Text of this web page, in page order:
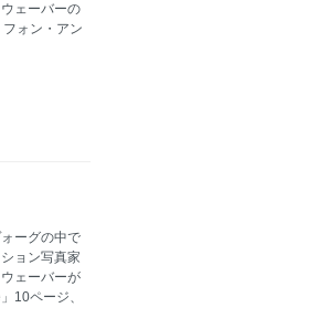
ェーバーの
ォン・アン
ーグの中で
ョン写真家
ェーバーが
10ページ、